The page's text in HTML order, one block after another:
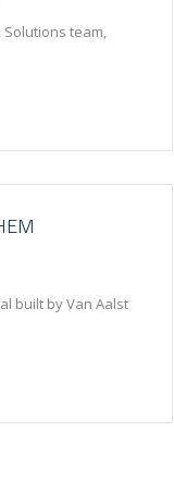
team,
built by Van Aalst